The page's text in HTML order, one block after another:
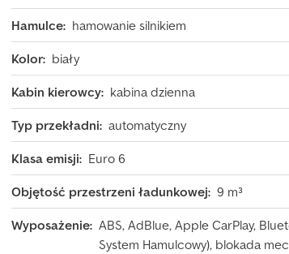
Hamulce: hamowanie silnikiem
Kolor: biały
Kabin kierowcy: kabina dzienna
Typ przekładni: automatyczny
Klasa emisji: Euro 6
Objętość przestrzeni ładunkowej: 9 m³
Wyposażenie: ABS, AdBlue, Apple CarPlay,
System Hamulcowy), blokada